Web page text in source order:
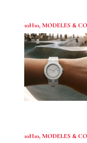
10H10,MODELES &
10H10,MODELES &